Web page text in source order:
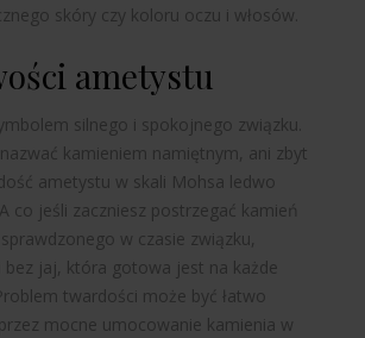
skóry czy koloru oczu i włosów.
ametystu
silnego i spokojnego związku.
kamieniem namiętnym, ani zbyt
ametystu w skali Mohsa ledwo
co jeśli zaczniesz postrzegać kamień
w czasie związku,
bez jaj, która gotowa jest na każde
twardości może być łatwo
mocne umocowanie kamienia w